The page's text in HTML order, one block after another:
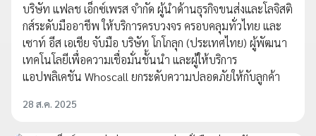
บริษัท แฟลช เอ็กซ์เพรส จำกัด ผู้นำด้านธุรกิจขนส่งและโลจิสติ
กส์ระดับมืออาชีพ ให้บริการครบวงจร ครอบคลุมทั่วไทย และ
เซาท์ อีส เอเชีย จับมือ บริษัท โกโกลุก (ประเทศไทย) ผู้พัฒนา
เทคโนโลยีเพื่อความเชื่อมั่นชั้นนำ และผู้ให้บริการ
แอปพลิเคชัน Whoscall ยกระดับความปลอดภัยให้กับลูกค้า
28 ส.ค. 2025